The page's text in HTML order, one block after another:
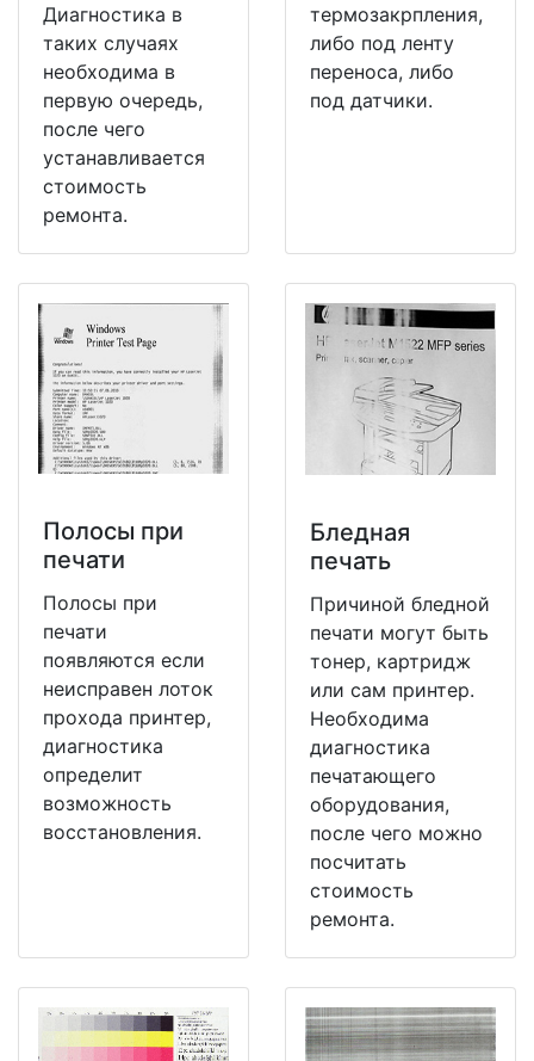
Диагностика в
таких случаях
необходима в
первую очередь,
после чего
устанавливается
стоимость
ремонта.
термозакрпления,
либо под ленту
переноса, либо
под датчики.
Полосы при
печати
Полосы при
печати
появляются если
неисправен лоток
прохода принтер,
диагностика
определит
возможность
восстановления.
Бледная
печать
Причиной бледной
печати могут быть
тонер, картридж
или сам принтер.
Необходима
диагностика
печатающего
оборудования,
после чего можно
посчитать
стоимость
ремонта.